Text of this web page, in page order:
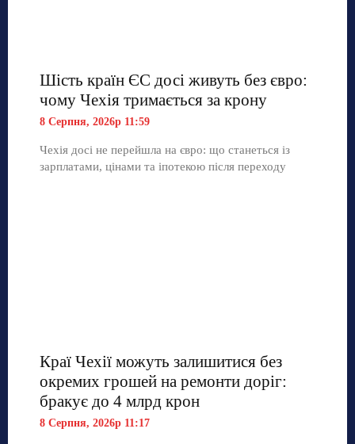
Шість країн ЄС досі живуть без євро:
чому Чехія тримається за крону
8 Серпня, 2026р 11:59
Чехія досі не перейшла на євро: що станеться із
зарплатами, цінами та іпотекою після переходу
Краї Чехії можуть залишитися без
окремих грошей на ремонти доріг:
бракує до 4 млрд крон
8 Серпня, 2026р 11:17